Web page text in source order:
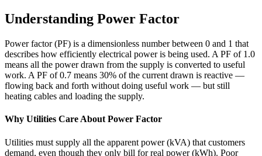
Understanding Power Factor
Power factor (PF) is a dimensionless number between 0 and 1 that
describes how efficiently electrical power is being used. A PF of 1.0
means all the power drawn from the supply is converted to useful
work. A PF of 0.7 means 30% of the current drawn is reactive —
flowing back and forth without doing useful work — but still
heating cables and loading the supply.
Why Utilities Care About Power Factor
Utilities must supply all the apparent power (kVA) that customers
demand, even though they only bill for real power (kWh). Poor